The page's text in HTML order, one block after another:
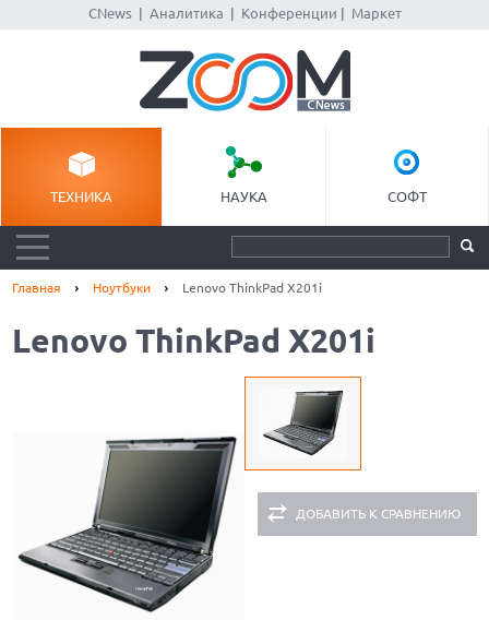
CNews| Аналитика Конференции Маркет
ТЕХНИКА НАУКА СОФТ
Главная Ноутбуки Lenovo ThinkPad X201i
Lenovo ThinkPad X201i
ДОБАВИТЬ К СРАВНЕНИЮ